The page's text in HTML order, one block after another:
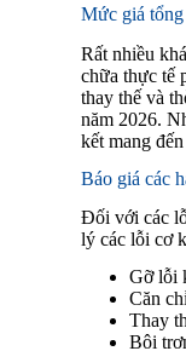
Mức giá
Rất nhiều
chữa thực tế
thay thế và
năm 2026.
kết mang
Báo giá các
Đối với các
lý các lỗi cơ
Gỡ lỗi
Căn
Thay
Bôi